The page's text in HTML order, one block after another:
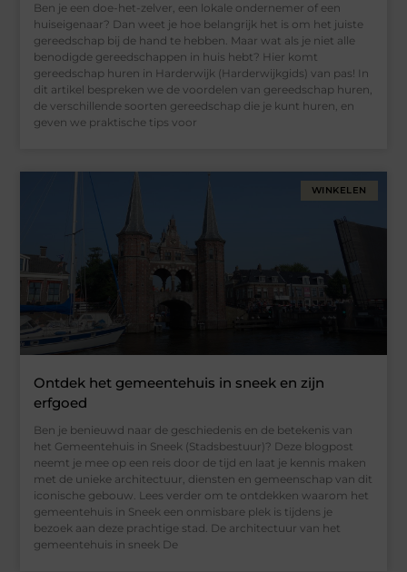
Ben je een doe-het-zelver, een lokale ondernemer of een
huiseigenaar? Dan weet je hoe belangrijk het is om het juiste
gereedschap bij de hand te hebben. Maar wat als je niet alle
benodigde gereedschappen in huis hebt? Hier komt
gereedschap huren in Harderwijk (Harderwijkgids) van pas! In
dit artikel bespreken we de voordelen van gereedschap huren,
de verschillende soorten gereedschap die je kunt huren, en
geven we praktische tips voor
WINKELEN
Ontdek het gemeentehuis in sneek en zijn
erfgoed
Ben je benieuwd naar de geschiedenis en de betekenis van
het Gemeentehuis in Sneek (Stadsbestuur)? Deze blogpost
neemt je mee op een reis door de tijd en laat je kennis maken
met de unieke architectuur, diensten en gemeenschap van dit
iconische gebouw. Lees verder om te ontdekken waarom het
gemeentehuis in Sneek een onmisbare plek is tijdens je
bezoek aan deze prachtige stad. De architectuur van het
gemeentehuis in sneek De